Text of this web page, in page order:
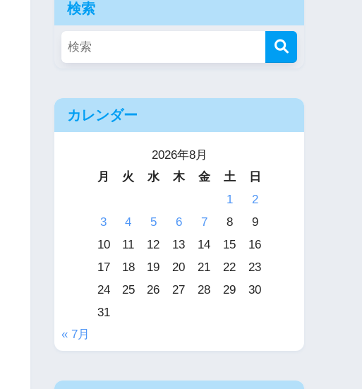
検索
カレンダー
2026年8月
月
火 水 木 金 土
日
1
2
3
4 5 6 7 8
9
10
11 12 13 14 15
16
17
18 19 20 21 22
23
24
25 26 27 28 29
30
31
« 7月